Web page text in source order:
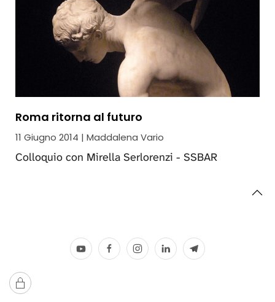
Roma ritorna al futuro
11 Giugno 2014 | Maddalena Vario
Colloquio con Mirella Serlorenzi - SSBAR